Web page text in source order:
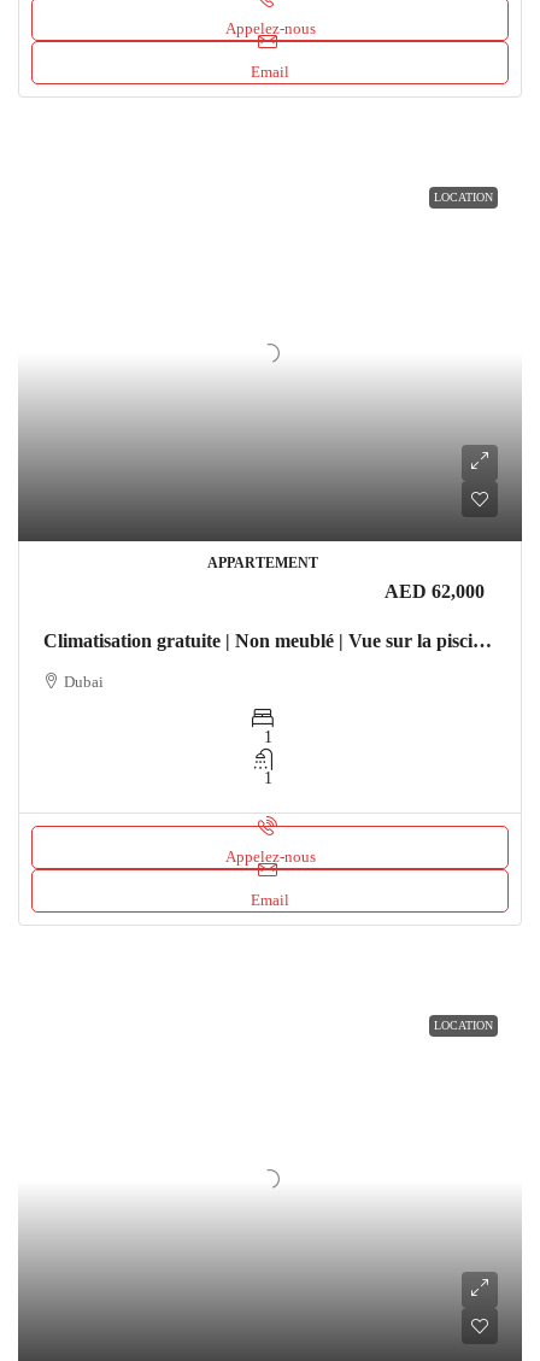
Appelez-nous
Email
LOCATION
APPARTEMENT
AED 62,000
Climatisation gratuite | Non meublé | Vue sur la piscine Appartement Dubai
Dubai
1
1
Appelez-nous
Email
LOCATION